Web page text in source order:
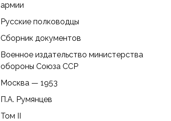
армии
Русские полководцы
Сборник документов
Военное издательство министерства
обороны Союза ССР
Москва — 1953
П.А. Румянцев
Том II